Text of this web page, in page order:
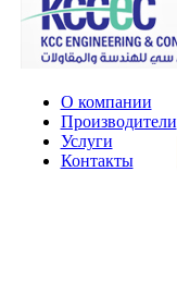
О компании
Производители
Услуги
Контакты